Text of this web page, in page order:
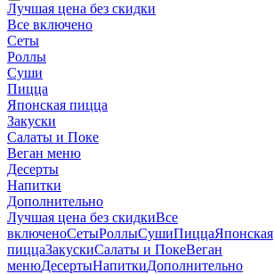
Лучшая цена без скидки
Все включено
Сеты
Роллы
Суши
Пицца
Японская пицца
Закуски
Салаты и Поке
Веган меню
Десерты
Напитки
Дополнительно
Лучшая цена без скидкиВсе
включеноСетыРоллыСушиПиццаЯпонская
пиццаЗакускиСалаты и ПокеВеган
менюДесертыНапиткиДополнительно